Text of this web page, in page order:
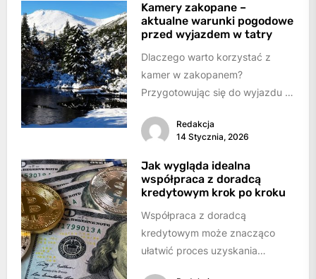
Kamery zakopane –
aktualne warunki pogodowe
przed wyjazdem w tatry
Dlaczego warto korzystać z
kamer w zakopanem?
Przygotowując się do wyjazdu w
kluczowe jest...
Redakcja
14 Stycznia, 2026
Jak wygląda idealna
współpraca z doradcą
kredytowym krok po kroku
Współpraca z doradcą
kredytowym może znacząco
ułatwić proces uzyskania